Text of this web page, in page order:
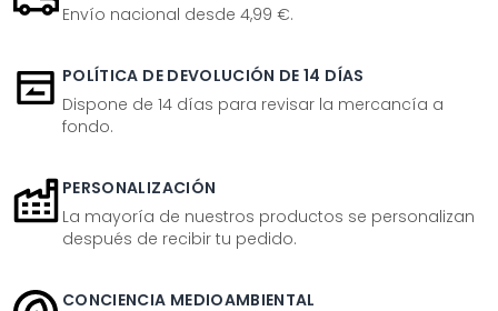
Envío nacional desde 4,99 €.
POLÍTICA DE DEVOLUCIÓN DE 14 DÍAS
Dispone de 14 días para revisar la mercancía a
fondo.
PERSONALIZACIÓN
La mayoría de nuestros productos se personalizan
después de recibir tu pedido.
CONCIENCIA MEDIOAMBIENTAL